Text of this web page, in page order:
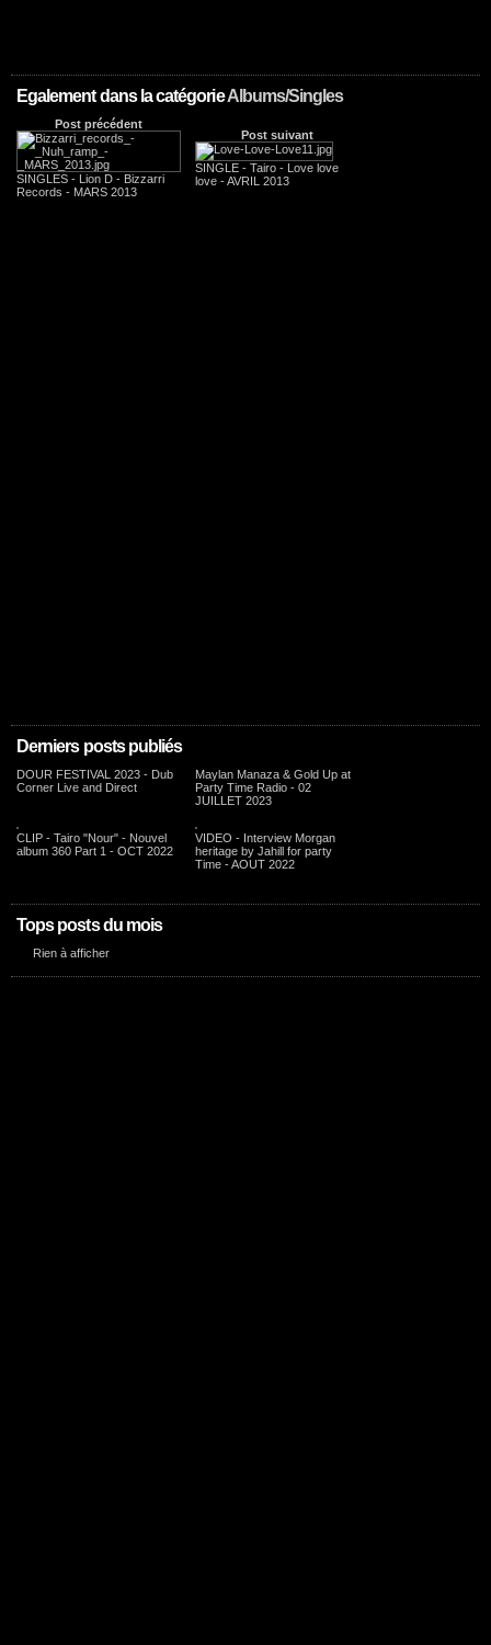
Egalement dans la catégorieAlbums/Singles
Post précédent
SINGLES - Lion D - Bizzarri
Records - MARS 2013
Post suivant
SINGLE - Tairo - Love love
love - AVRIL 2013
Derniers posts publiés
DOUR FESTIVAL 2023 - Dub
Corner Live and Direct
Maylan Manaza & Gold Up at
Party Time Radio - 02
JUILLET 2023
CLIP - Tairo "Nour" - Nouvel
album 360 Part 1 - OCT 2022
VIDEO - Interview Morgan
heritage by Jahill for party
Time - AOUT 2022
Tops posts du mois
Rien à afficher